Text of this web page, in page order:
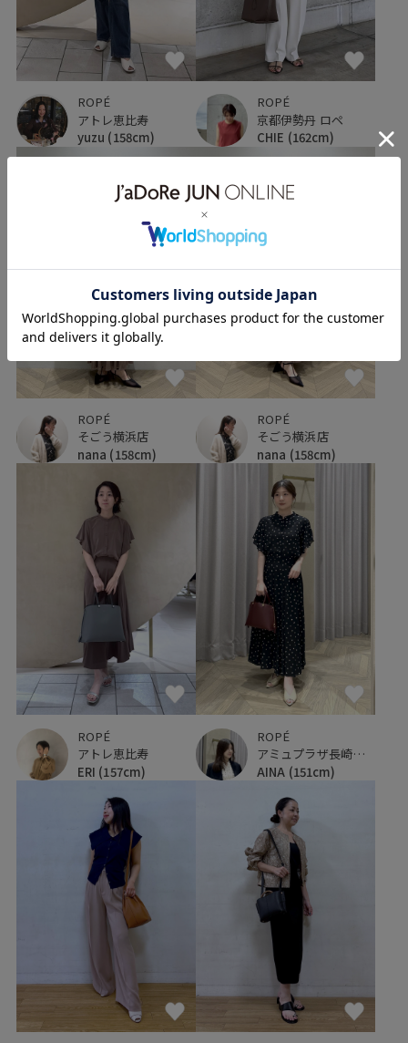
ROPÉ
アトレ恵比寿
yuzu (158cm)
ROPÉ
京都伊勢丹 ロペ
CHIE (162cm)
ROPÉ
そごう横浜店
nana (158cm)
ROPÉ
そごう横浜店
nana (158cm)
ROPÉ
アトレ恵比寿
ERI (157cm)
ROPÉ
アミュプラザ長崎新館
AINA (151cm)